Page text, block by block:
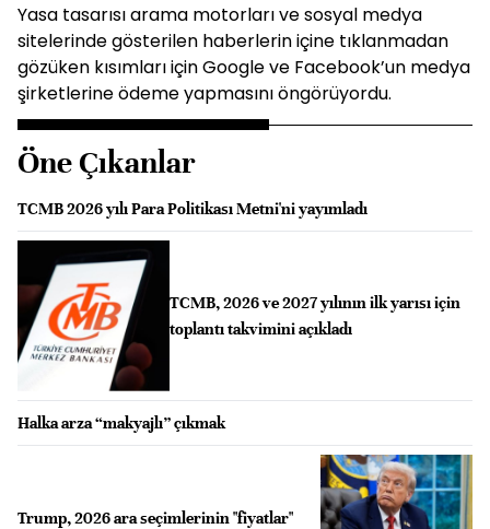
Yasa tasarısı arama motorları ve sosyal medya
sitelerinde gösterilen haberlerin içine tıklanmadan
gözüken kısımları için Google ve Facebook’un medya
şirketlerine ödeme yapmasını öngörüyordu.
Öne Çıkanlar
TCMB 2026 yılı Para Politikası Metni'ni yayımladı
TCMB, 2026 ve 2027 yılının ilk yarısı için
toplantı takvimini açıkladı
Halka arza “makyajlı” çıkmak
Trump, 2026 ara seçimlerinin "fiyatlar"